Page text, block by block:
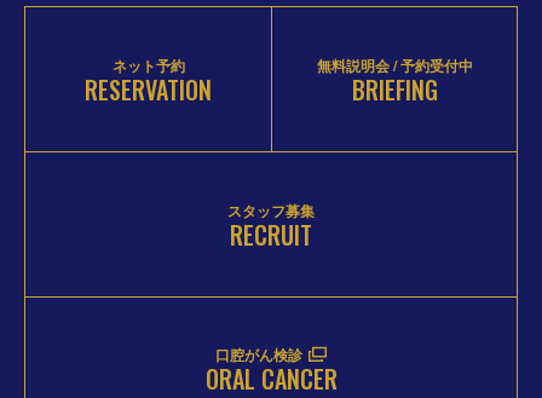
ネット予約
RESERVATION
無料説明会 / 予約受付中
BRIEFING
スタッフ募集
RECRUIT
口腔がん検診
ORAL CANCER